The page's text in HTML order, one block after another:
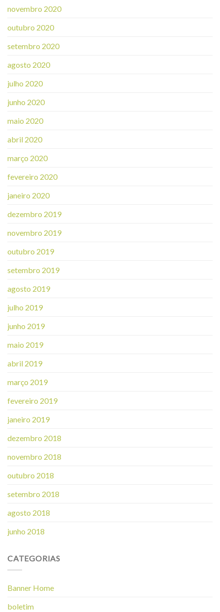
novembro 2020
outubro 2020
setembro 2020
agosto 2020
julho 2020
junho 2020
maio 2020
abril 2020
março 2020
fevereiro 2020
janeiro 2020
dezembro 2019
novembro 2019
outubro 2019
setembro 2019
agosto 2019
julho 2019
junho 2019
maio 2019
abril 2019
março 2019
fevereiro 2019
janeiro 2019
dezembro 2018
novembro 2018
outubro 2018
setembro 2018
agosto 2018
junho 2018
CATEGORIAS
Banner Home
boletim